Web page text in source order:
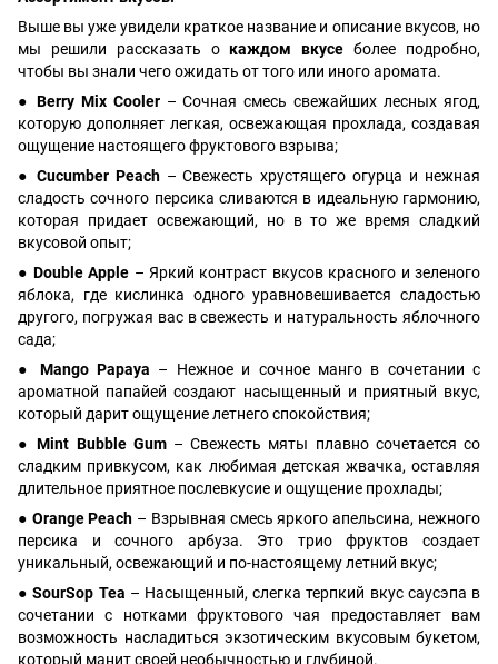
Выше вы уже увидели краткое название и описание вкусов, но
мы решили рассказать окаждом вкусе более подробно,
чтобы вы знали чего ожидать от того или иного аромата.
● Berry Mix Cooler– Сочная смесь свежайших лесных ягод,
которую дополняет легкая, освежающая прохлада, создавая
ощущение настоящего фруктового взрыва;
● Cucumber Peach– Свежесть хрустящего огурца и нежная
сладость сочного персика сливаются в идеальную гармонию,
которая придает освежающий, но в то же время сладкий
вкусовой опыт;
● Double Apple – Яркий контраст вкусов красного и зеленого
яблока, где кислинка одного уравновешивается сладостью
другого, погружая вас в свежесть и натуральность яблочного
сада;
● Mango Papaya – Нежное и сочное манго в сочетании с
ароматной папайей создают насыщенный и приятный вкус,
который дарит ощущение летнего спокойствия;
●Mint Bubble Gum– Свежесть мяты плавно сочетается со
сладким привкусом, как любимая детская жвачка, оставляя
длительное приятное послевкусие и ощущение прохлады;
● Orange Peach – Взрывная смесь яркого апельсина, нежного
персика и сочного арбуза. Это трио фруктов создает
уникальный, освежающий и по-настоящему летний вкус;
●SourSop Tea – Насыщенный, слегка терпкий вкус саусэпа в
сочетании с нотками фруктового чая предоставляет вам
возможность насладиться экзотическим вкусовым букетом,
который манит своей необычностью и глубиной.